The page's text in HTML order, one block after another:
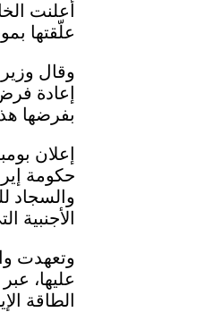
أعلنت
علّقتها
وقال وزير
إعادة
بفرضها
حكومة
والسجاد
الأجنبية
وتعهدت
عليها،
الطاقة الإيراني